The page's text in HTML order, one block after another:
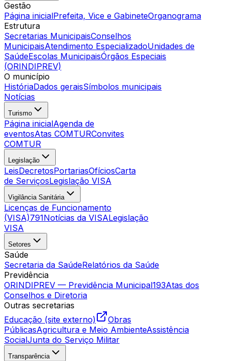
Gestão
Página inicialPrefeita, Vice e GabineteOrganograma
Estrutura
Secretarias MunicipaisConselhos
MunicipaisAtendimento EspecializadoUnidades de
SaúdeEscolas MunicipaisÓrgãos Especiais
(ORINDIPREV)
O município
HistóriaDados geraisSímbolos municipais
Notícias
Turismo
Página inicialAgenda de
eventosAtas COMTURConvites
COMTUR
Legislação
LeisDecretosPortariasOfíciosCarta
de ServiçosLegislação VISA
Vigilância Sanitária
Licenças de Funcionamento
(VISA)791Notícias da VISALegislação
VISA
Setores
Saúde
Secretaria da SaúdeRelatórios da Saúde
Previdência
ORINDIPREV — Previdência Municipal193Atas dos
Conselhos e Diretoria
Outras secretarias
Educação (site externo)
Obras
PúblicasAgricultura e Meio AmbienteAssistência
SocialJunta do Serviço Militar
Transparência